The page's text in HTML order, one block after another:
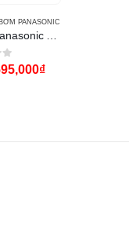
PANASONIC
₫